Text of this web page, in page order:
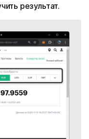
результат.